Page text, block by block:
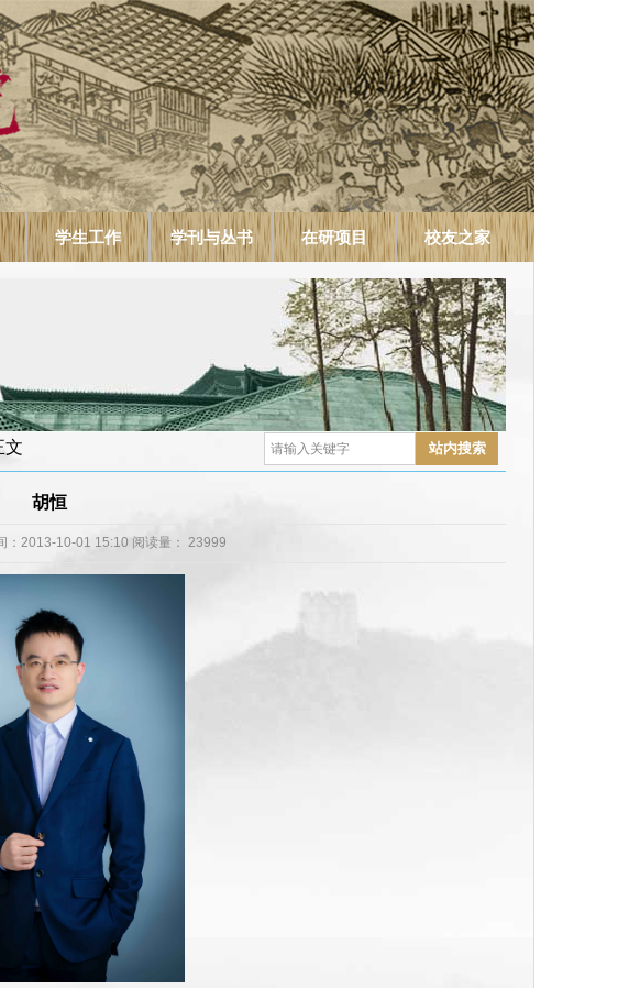
学生工作 学刊与丛书 在研项目 校友之家
文
胡恒
：2013-10-01 15:10 阅读量： 23999